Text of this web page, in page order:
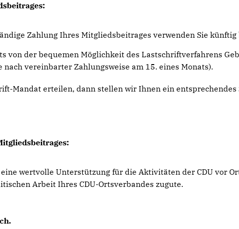
Zahlung Ihres Mitgliedsbeitrages verwenden Sie
von der bequemen Möglichkeit des Lastschriftverfahrens
vereinbarter Zahlungsweise am 15. eines Monats).
Mandat erteilen, dann stellen wir Ihnen ein entsprechendes
wertvolle Unterstützung für die Aktivitäten der CDU vor
Arbeit Ihres CDU-Ortsverbandes zugute.